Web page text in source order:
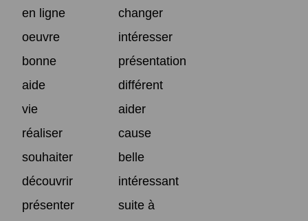
en ligne
changer
oeuvre
intéresser
bonne
présentation
aide
différent
vie
aider
réaliser
cause
souhaiter
belle
découvrir
intéressant
présenter
suite à